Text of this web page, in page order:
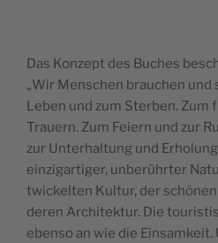
Das Konzept des Buch­es
„Wir Men­schen brauchen und
Leben und zum Ster­ben. Zum
Trauern. Zum Feiern und zur
zur Unter­hal­tung und
einzi­gar­tiger, unberührter
twick­el­ten Kul­tur, der
deren Architek­tur. Die
eben­so an wie die